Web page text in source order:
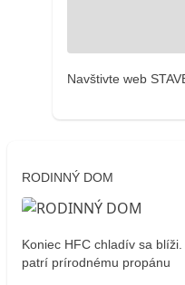
Navštivte web
RODINNÝ DOM
Koniec HFC chladív sa
patrí prírodnému propánu